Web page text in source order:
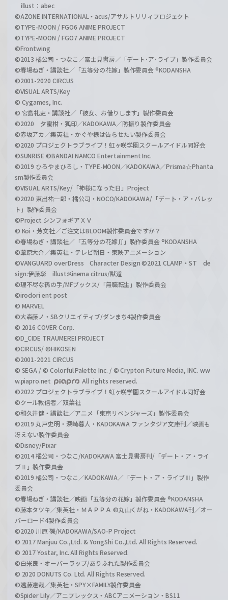
illust：abec
©AZONE INTERNATIONAL・acus/アサルトリリィプロジェクト
©TYPE-MOON / FGO6 ANIME PROJECT
©TYPE-MOON / FGO7 ANIME PROJECT
©Frontwing
©2013 橘公司・つなこ／富士見書房／「デート･ア･ライブ」製作委員会
©春場ねぎ・講談社／「五等分の花嫁」製作委員会 ®KODANSHA
©2001-2020 CIRCUS
©VISUAL ARTS/Key
© Cygames, Inc.
© 宮島礼吏・講談社／「彼女、お借りします」製作委員会
©2020 夕蜜柑・狐印／KADOKAWA／防振り製作委員会
©赤坂アカ／集英社・かぐや様は告らせたい製作委員会
©2020 プロジェクトラブライブ！虹ヶ咲学園スクールアイドル同好会
©SUNRISE ©BANDAI NAMCO Entertainment Inc.
©2019 ひろやまひろし・TYPE-MOON／KADOKAWA／Prisma☆Phanta
sm製作委員会
©VISUAL ARTS/Key/「神様になった日」Project
©2020 東出祐一郎・橘公司・NOCO/KADOKAWA/「デート・ア・バレッ
ト」製作委員会
©Project シンフォギアＸＶ
© Koi・芳文社／ご注文はBLOOM製作委員会ですか？
©春場ねぎ・講談社／「五等分の花嫁∬」製作委員会 ®KODANSHA
©葦原大介／集英社・テレビ朝日・東映アニメーション
©VANGUARD overDress Character Design ©2021 CLAMP・ST de
sign:伊藤彰 illust:Kinema citrus/獣道
©理不尽な孫の手/MFブックス/「無職転生」製作委員会
©irodori ent post
© MARVEL
©大森藤ノ・SBクリエイティブ/ダンまち4製作委員会
© 2016 COVER Corp.
©D_CIDE TRAUMEREI PROJECT
©CIRCUS/ ©HIKOSEN
©2001-2021 CIRCUS
© SEGA / © Colorful Palette Inc. / © Crypton Future Media, INC. ww
w.piapro.net
All rights reserved.
©2022 プロジェクトラブライブ！虹ヶ咲学園スクールアイドル同好会
©クール教信者／双葉社
©和久井健・講談社／アニメ「東京リベンジャーズ」製作委員会
©2019 丸戸史明・深崎暮人・KADOKAWA ファンタジア文庫刊／映画も
冴えない製作委員会
©Disney/Pixar
©2014 橘公司・つなこ/KADOKAWA 富士見書房刊/「デート・ア・ライ
ブⅡ」製作委員会
©2019 橘公司・つなこ／KADOKAWA／「デート・ア・ライブⅢ」製作
委員会
©春場ねぎ・講談社／映画「五等分の花嫁」製作委員会 ®KODANSHA
©藤本タツキ／集英社・ＭＡＰＰＡ ©丸山くがね・KADOKAWA刊／オー
バーロード4製作委員会
©2020 川原 礫/KADOKAWA/SAO-P Project
© 2017 Manjuu Co.,Ltd. & YongShi Co.,Ltd. All Rights Reserved.
© 2017 Yostar, Inc. All Rights Reserved.
©白米良・オーバーラップ/ありふれた製作委員会
© 2020 DONUTS Co. Ltd. All Rights Reserved.
©遠藤達哉／集英社・SPY×FAMILY製作委員会
©Spider Lily／アニプレックス・ABCアニメーション・BS11